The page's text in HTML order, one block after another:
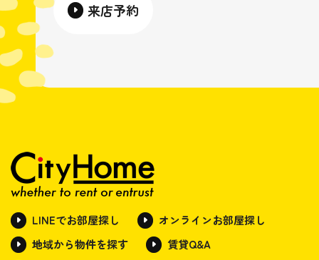
来店予約
LINEでお部屋探し
オンラインお部屋探し
地域から物件を探す
賃貸Q&A